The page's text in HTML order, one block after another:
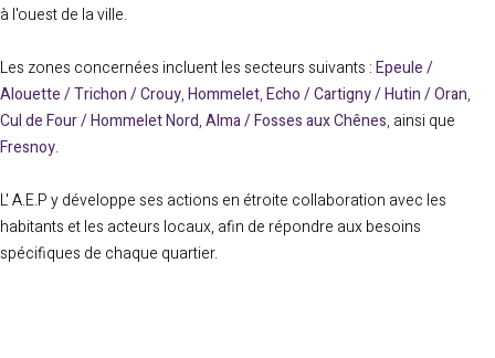
à l'ouest de la ville.
Les zones concernées incluent les secteurs suivants :Epeule /
Alouette / Trichon / Crouy,Hommelet,Echo / Cartigny / Hutin / Oran,
Cul de Four / Hommelet Nord,Alma / Fosses aux Chênes, ainsi que
Fresnoy.
L' A.E.P y développe ses actions en étroite collaboration avec les
habitants et les acteurs locaux, afin de répondre aux besoins
spécifiques de chaque quartier.